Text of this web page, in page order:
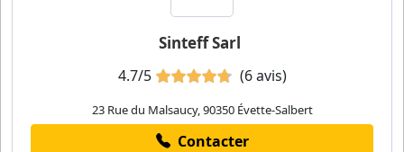
Sinteff Sarl
4.7/5 (6 avis)
23 Rue du Malsaucy, 90350 Évette-Salbert
Contacter